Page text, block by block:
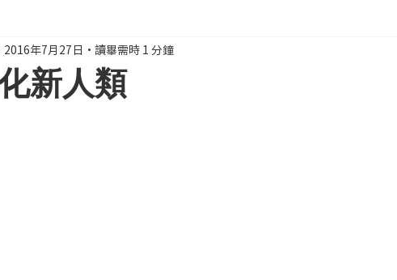
新人類
2016年7月27日 讀畢需時 1 分鐘